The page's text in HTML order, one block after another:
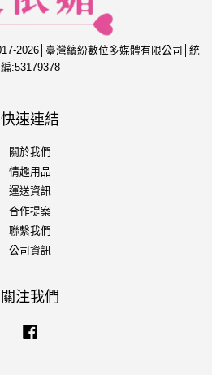
2026│臺灣繽紛數位多媒體有限公司│統
編:53179378
快速連結
關於我們
情趣用品
運送資訊
合作提案
聯繫我們
公司資訊
關注我們